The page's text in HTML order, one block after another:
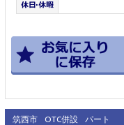
筑西市 OTC併設 パート